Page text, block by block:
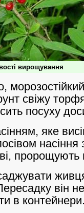
вирощування
свіжу
посуху
яке
насіння
він
в